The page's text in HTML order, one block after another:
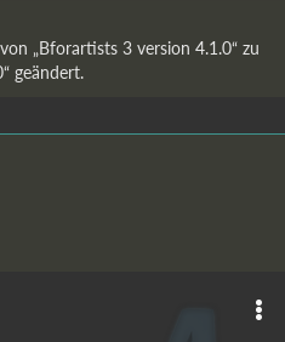
„Bforartists 3 version 4.1.0“ zu
geändert.